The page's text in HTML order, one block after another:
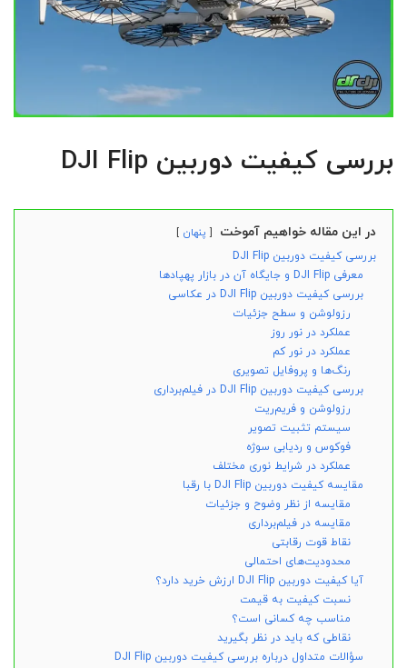
بررسی کیفیت دوربین DJI Flip
در این مقاله خواهیم آموخت
پنهان
بررسی کیفیت دوربین DJI Flip
معرفی DJI Flip و جایگاه آن در بازار پهپادها
بررسی کیفیت دوربین DJI Flip در عکاسی
رزولوشن و سطح جزئیات
عملکرد در نور روز
عملکرد در نور کم
رنگ‌ها و پروفایل تصویری
بررسی کیفیت دوربین DJI Flip در فیلم‌برداری
رزولوشن و فریم‌ریت
سیستم تثبیت تصویر
فوکوس و ردیابی سوژه
عملکرد در شرایط نوری مختلف
مقایسه کیفیت دوربین DJI Flip با رقبا
مقایسه از نظر وضوح و جزئیات
مقایسه در فیلم‌برداری
نقاط قوت رقابتی
محدودیت‌های احتمالی
آیا کیفیت دوربین DJI Flip ارزش خرید دارد؟
نسبت کیفیت به قیمت
مناسب چه کسانی است؟
نقاطی که باید در نظر بگیرید
سؤالات متداول درباره بررسی کیفیت دوربین DJI Flip